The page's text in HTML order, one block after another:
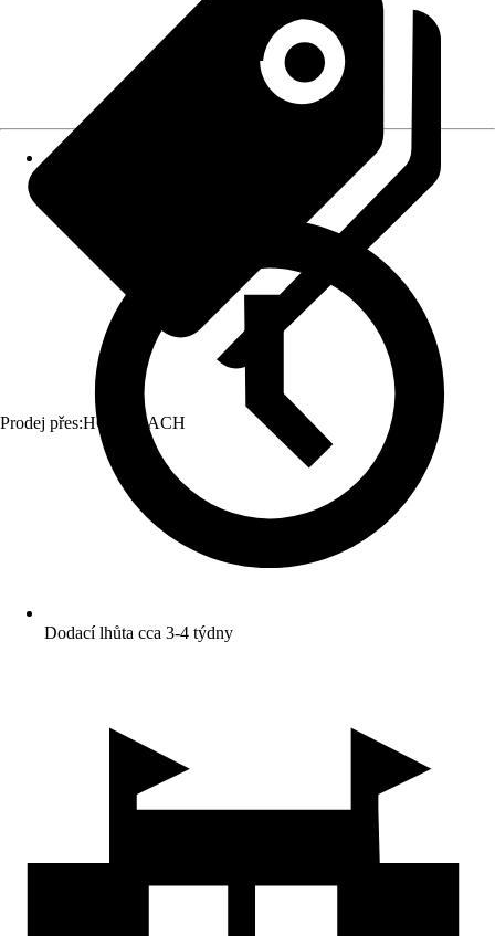
Prodej přes:HORNBACH
Dodací lhůta cca 3-4 týdny